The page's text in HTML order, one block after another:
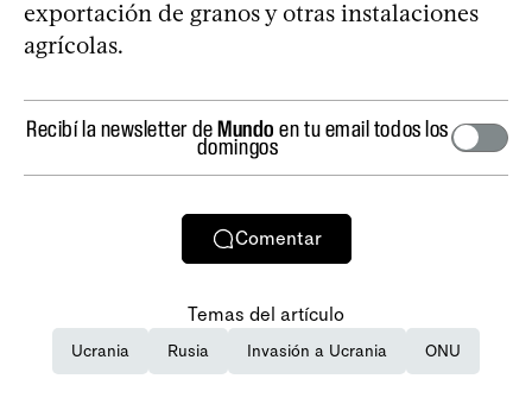
exportación de granos y otras instalaciones
agrícolas.
Recibí la newsletter deMundo en tu email todos los
domingos
Comentar
Temas del artículo
Ucrania Rusia Invasión a Ucrania ONU